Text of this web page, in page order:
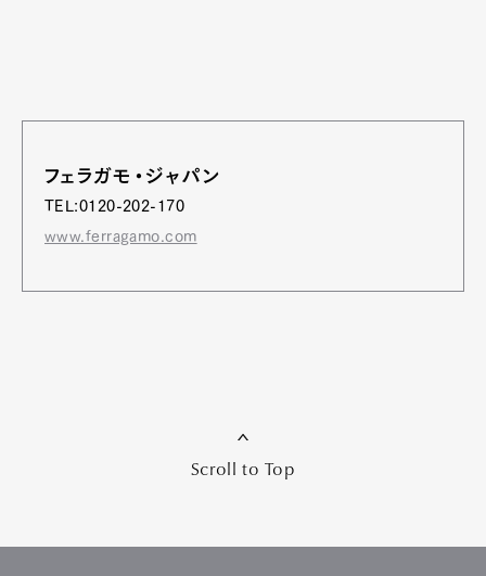
フェラガモ・ジャパン
TEL:0120-202-170
www.ferragamo.com
Scroll to Top